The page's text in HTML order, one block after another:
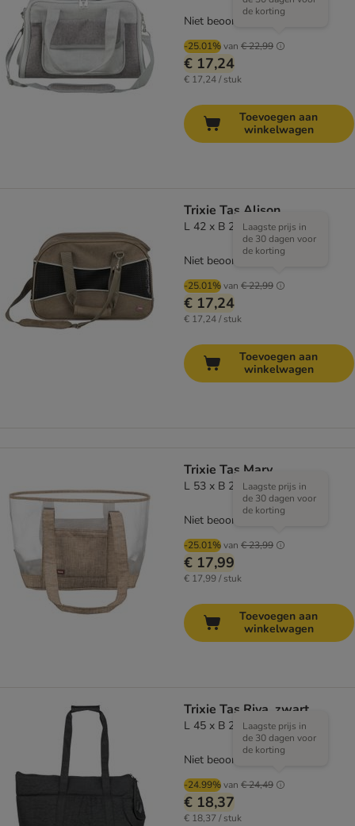
-25.01%van € 22,99
de korting
€ 17,24
€ 17,24 / stuk
Niet beoordeeld
Toevoegen aan
winkelwagen
Trixie Tas Alison
L 42 x B 20 x H 29 cm
-25.01%van € 22,99
Laagste prijs in
de 30 dagen voor
de korting
€ 17,24
€ 17,24 / stuk
Niet beoordeeld
Toevoegen aan
winkelwagen
Trixie Tas Mary
L 53 x B 20 x H 30 cm
-25.01%van € 23,99
Laagste prijs in
de 30 dagen voor
de korting
€ 17,99
€ 17,99 / stuk
Niet beoordeeld
Toevoegen aan
winkelwagen
Trixie Tas Riva, zwart
L 45 x B 26 x H 30 cm
-24.99%van € 24,49
Laagste prijs in
de 30 dagen voor
de korting
€ 18,37
€ 18,37 / stuk
Niet beoordeeld